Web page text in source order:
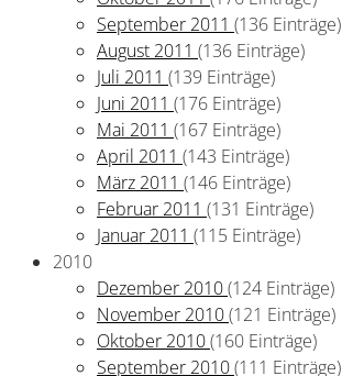
September 2011 (136 Einträge)
August 2011 (136 Einträge)
Juli 2011 (139 Einträge)
Juni 2011 (176 Einträge)
Mai 2011 (167 Einträge)
April 2011 (143 Einträge)
März 2011 (146 Einträge)
Februar 2011 (131 Einträge)
Januar 2011 (115 Einträge)
2010
Dezember 2010(124 Einträge)
November 2010(121 Einträge)
Oktober 2010(160 Einträge)
September 2010(111 Einträge)